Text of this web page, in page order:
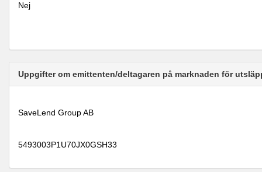
Nej
Uppgifter om emittenten/deltagaren på marknaden för
SaveLend Group AB
5493003P1U70JX0GSH33